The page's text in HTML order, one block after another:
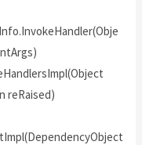
reRaised)